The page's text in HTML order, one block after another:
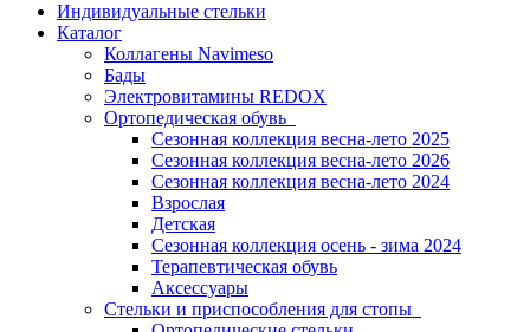
Индивидуальные стельки
Каталог
Коллагены Navimeso
Бады
Электровитамины REDOX
Ортопедическая обувь
Сезонная коллекция весна-лето 2025
Сезонная коллекция весна-лето 2026
Сезонная коллекция весна-лето 2024
Взрослая
Детская
Сезонная коллекция осень - зима 2024
Терапевтическая обувь
Аксессуары
Стельки и приспособления для стопы